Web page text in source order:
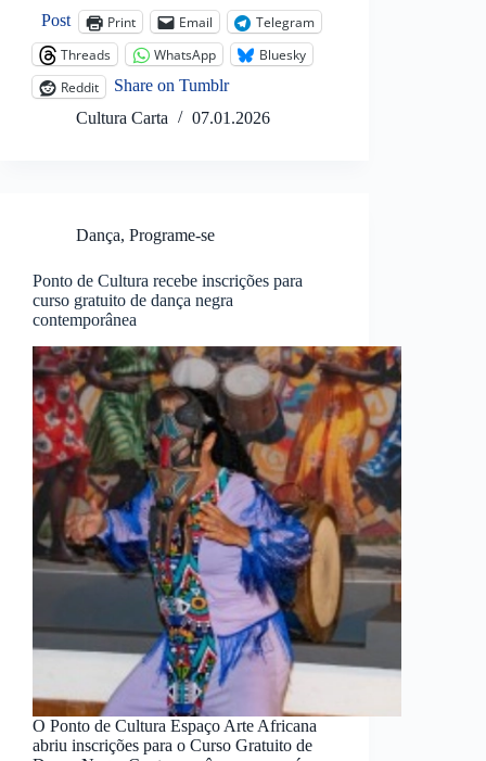
Post Print Email
Telegram
Threads
WhatsApp
Bluesky
Reddit
Share on Tumblr
Cultura Carta
07.01.2026
Dança, Programe-se
Ponto de Cultura recebe inscrições para
curso gratuito de dança negra
contemporânea
O Ponto de Cultura Espaço Arte Africana
abriu inscrições para o Curso Gratuito de